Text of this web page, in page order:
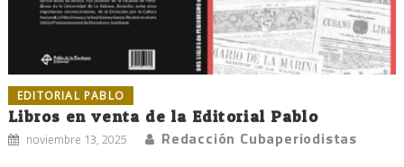
EDITORIAL PABLO
Libros en venta de la Editorial Pablo
noviembre 13, 2025 Redacción Cubaperiodistas